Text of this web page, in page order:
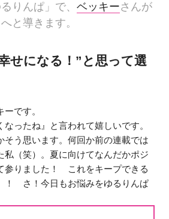
りんぱ」で、ベッキーさんが
と導きます。
せになる！”と思って選
です。
ったね』と言われて嬉しいです。
そう思います。何回か前の連載では
私（笑）。夏に向けてなんだかポジ
参りました！ これをキープできる
！ さ！今日もお悩みをゆるりんぱ